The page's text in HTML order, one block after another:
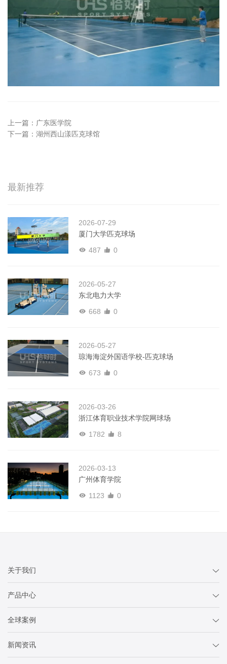
上一篇： 广东医学院
下一篇： 湖州西山漾匹克球馆
最新推荐
2026-07-29
厦门大学匹克球场
487
0
2026-05-27
东北电力大学
668
0
2026-05-27
琼海海淀外国语学校-匹克球场
673
0
2026-03-26
浙江体育职业技术学院网球场
1782
8
2026-03-13
广州体育学院
1123
0
关于我们
产品中心
全球案例
新闻资讯